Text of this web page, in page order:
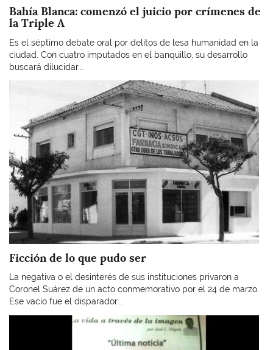
Bahía Blanca: comenzó el juicio por crímenes de
la Triple A
Es el séptimo debate oral por delitos de lesa humanidad en la
ciudad. Con cuatro imputados en el banquillo, su desarrollo
buscará dilucidar...
Ficción de lo que pudo ser
La negativa o el desinterés de sus instituciones privaron a
Coronel Suárez de un acto conmemorativo por el 24 de marzo.
Ese vacío fue el disparador...